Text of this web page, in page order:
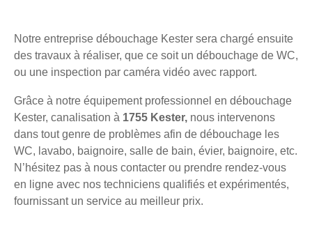
Notre entreprise débouchage Kester sera chargé ensuite
des travaux à réaliser, que ce soit un débouchage de WC,
ou une inspection par caméra vidéo avec rapport.
Grâce à notre équipement professionnel en débouchage
Kester, canalisation à 1755 Kester, nous intervenons
dans tout genre de problèmes afin de débouchage les
WC, lavabo, baignoire, salle de bain, évier, baignoire, etc.
N’hésitez pas à nous contacter ou prendre rendez-vous
en ligne avec nos techniciens qualifiés et expérimentés,
fournissant un service au meilleur prix.